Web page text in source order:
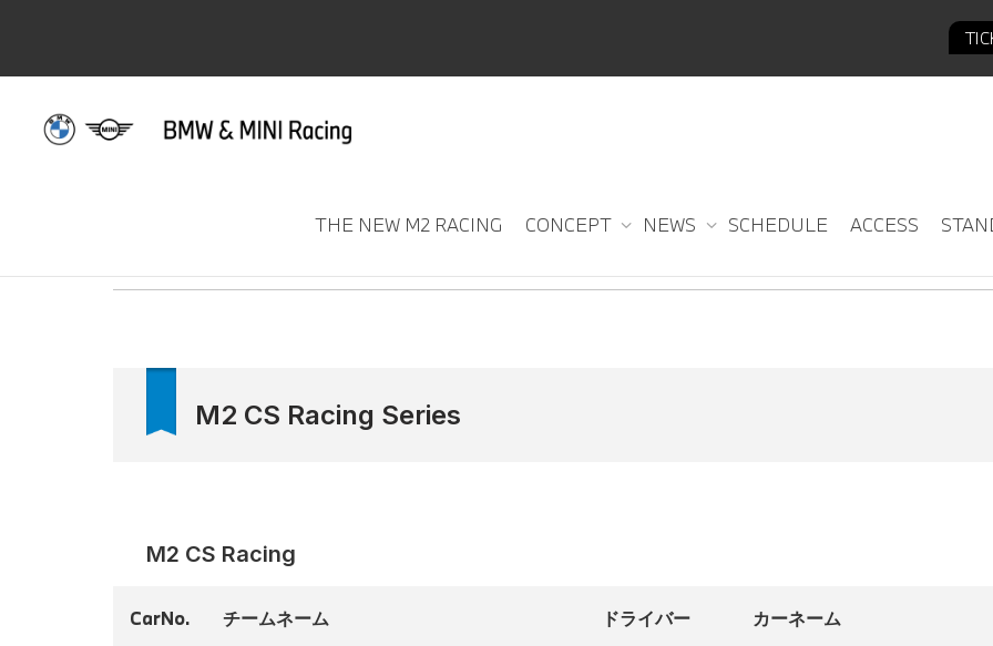
THE NEW M2 RACING CONCEPT NEWS SCHEDULE ACCESS
M2 CS Racing Series
M2 CS Racing
CarNo. チームネーム ドライバー カーネーム